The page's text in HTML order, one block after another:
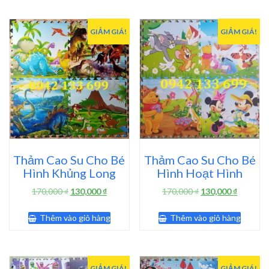
nhiều
biến
thể.
Các
tùy
chọn
có
thể
được
chọn
trên
sản
phẩm
GIẢM GIÁ!
Thảm Cao Su Cho Bé
Hình Khủng Long
170,000₫ Giá
là:
170,000 ₫.
130,000₫Giá
tại
là:
Thêm vào giỏ hàng
GIẢM GIÁ!
Thảm Cao Su Cho Bé
Hình Hoạt Hình
170,000₫ Giá
là:
170,000 ₫.
130,000₫Giá
tại
là:
Thêm vào giỏ hàng